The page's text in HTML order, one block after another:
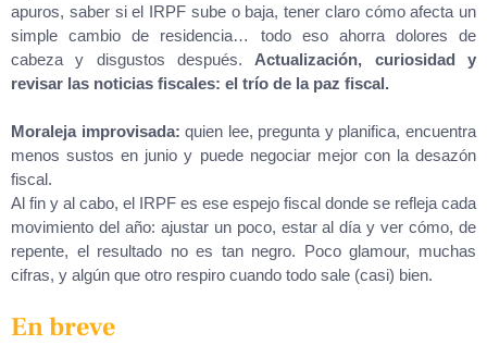
apuros, saber si el IRPF sube o baja, tener claro cómo afecta un
simple cambio de residencia… todo eso ahorra dolores de
cabeza y disgustos después. Actualización, curiosidad y
revisar las noticias fiscales: el trío de la paz fiscal.
Moraleja improvisada: quien lee, pregunta y planifica, encuentra
menos sustos en junio y puede negociar mejor con la desazón
fiscal.
Al fin y al cabo, el IRPF es ese espejo fiscal donde se refleja cada
movimiento del año: ajustar un poco, estar al día y ver cómo, de
repente, el resultado no es tan negro. Poco glamour, muchas
cifras, y algún que otro respiro cuando todo sale (casi) bien.
En breve